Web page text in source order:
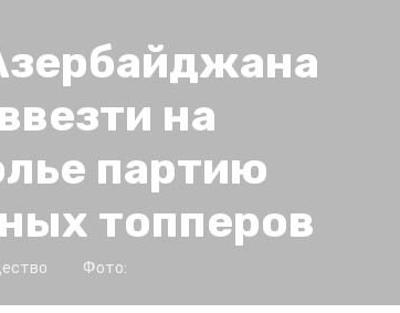
на
партию
топперов
Фото: